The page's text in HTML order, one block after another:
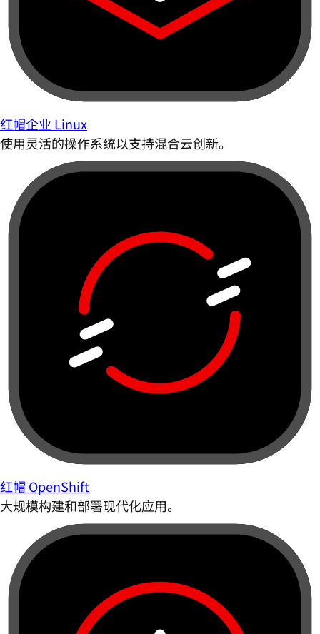
红帽企业 Linux
使用灵活的操作系统以支持混合云创新。
红帽 OpenShift
大规模构建和部署现代化应用。